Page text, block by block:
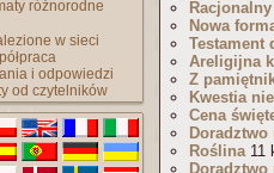
różnorodne
w sieci
i odpowiedzi
od czytelników
Nowa
Testament
Areligijna
Z
Kwestia
Cena
Roślina11